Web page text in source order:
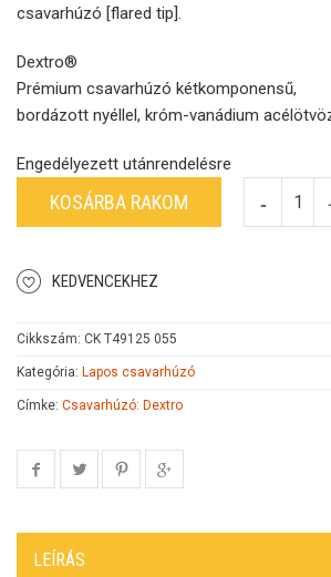
csavarhúzó [flared tip].
Dextro®
Prémium csavarhúzó kétkomponensű,
bordázott nyéllel, króm-vanádium
Engedélyezett utánrendelésre
KOSÁRBA RAKOM
KEDVENCEKHEZ
Cikkszám: CK T49125 055
Kategória: Lapos csavarhúzó
Címke: Csavarhúzó: Dextro
LEÍRÁS